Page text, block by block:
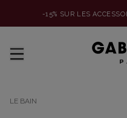
-15% SUR LES
LE BAIN